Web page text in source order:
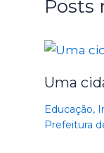
Posts
Uma
Educação,
Prefeitura